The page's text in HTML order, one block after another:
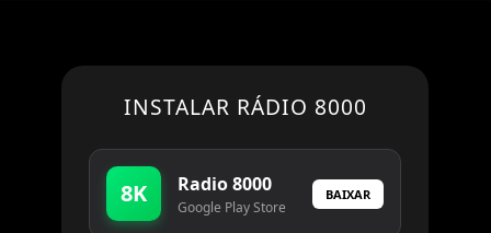
INSTALAR RÁDIO 8000
8K Radio 8000
Google Play Store
BAIXAR